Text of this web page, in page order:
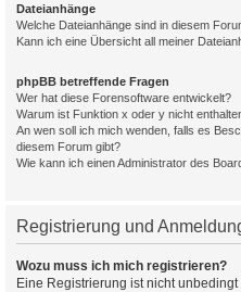
Dateianhänge
Welche Dateianhänge sind in diesem
Kann ich eine Übersicht all meiner
phpBB betreffende Fragen
Wer hat diese Forensoftware entwickelt?
Warum ist Funktion x oder y nicht
An wen soll ich mich wenden, falls es
diesem Forum gibt?
Wie kann ich einen Administrator des
Registrierung und
Wozu muss ich mich registrieren?
Eine Registrierung ist nicht